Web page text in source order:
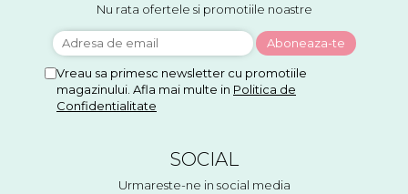
Nu rata ofertele si promotiile noastre
Vreau sa primesc newsletter cu promotiile
magazinului. Afla mai multe in Politica de
Confidentialitate
SOCIAL
Urmareste-ne in social media